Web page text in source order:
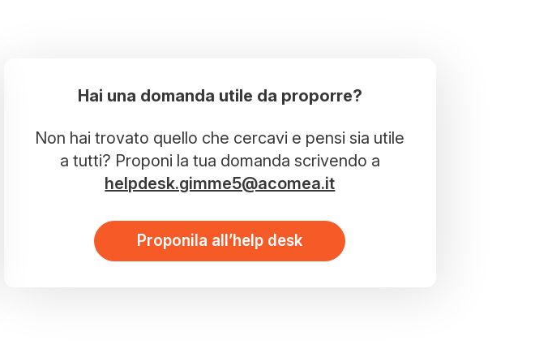
Hai una domanda utile da proporre?
Non hai trovato quello che cercavi e pensi sia utile
a tutti? Proponi la tua domanda scrivendo a
helpdesk.gimme5@acomea.it
Proponila all’help desk